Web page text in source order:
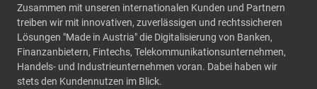
Zusammen mit unseren internationalen Kunden und Partnern
treiben wir mit innovativen, zuverlässigen und rechtssicheren
Lösungen "Made in Austria" die Digitalisierung von Banken,
Finanzanbietern, Fintechs, Telekommunikationsunternehmen,
Handels- und Industrieunternehmen voran. Dabei haben wir
stets den Kundennutzen im Blick.